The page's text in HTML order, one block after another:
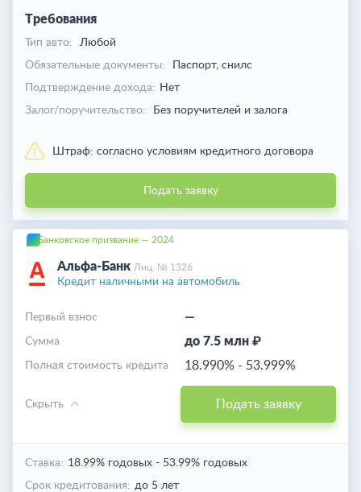
Требования
Тип авто:
Любой
Обязательные документы:
Паспорт, снилс
Подтверждение дохода: Нет
Залог/поручительство:
Без поручителей и залога
Штраф: согласно условиям кредитного договора
Подать заявку
Банковское призвание — 2024
Альфа-Банк Лиц. № 1326
Кредит наличными на автомобиль
—
Первый взнос
до 7.5 млн ₽
Cумма
18.990% - 53.999%
Полная стоимость кредита
Подать заявку
Скрыть
Ставка: 18.99% годовых - 53.99% годовых
Срок кредитования: до 5 лет